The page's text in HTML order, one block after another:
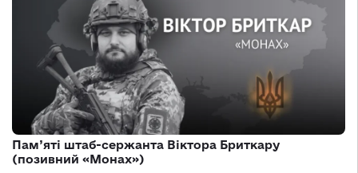
Пам’яті штаб-сержанта Віктора Бриткару
(позивний «Монах»)